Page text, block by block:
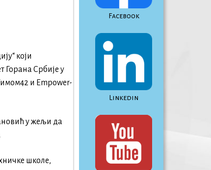
који
Горана Србије у
и Empower-
у жељи да
школе,
Facebook
Linkedin